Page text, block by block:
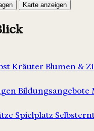
Karte anzeigen
Kräuter Blumen &
Bildungsangebote
Spielplatz